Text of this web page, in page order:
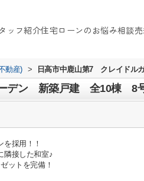
ッフ紹介住宅ローンのお悩み相談
動産) > 日高市中鹿山第7 クレイド
ーデン 新築戸建 全10棟 8
を採用！！
隣接した和室♪
ットを完備！